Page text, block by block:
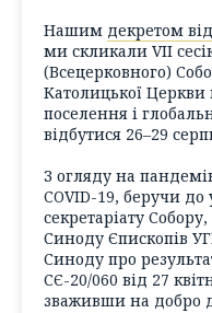
Нашим декретом
ми скликали VІІ
(Всецерковного)
Католицької Церкви
поселення і
відбутися 26–29
З огляду на
COVID-19, беручи до
секретаріату
Синоду Єпископів
Синоду про
СЄ-20/060 від 27
зваживши на добро